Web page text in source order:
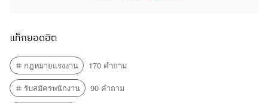
แท็กยอดฮิต
กฎหมายแรงงาน
170 คำถาม
รับสมัครพนักงาน
90 คำถาม